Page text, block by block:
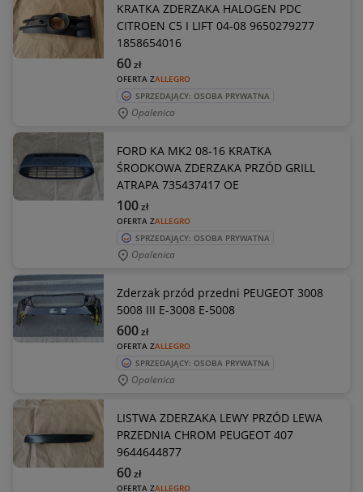
KRATKA ZDERZAKA HALOGEN PDC
CITROEN C5 I LIFT 04-08 9650279277
1858654016
OFERTA ZALLEGRO
60zł
SPRZEDAJĄCY: OSOBA PRYWATNA
Opalenica
FORD KA MK2 08-16 KRATKA
ŚRODKOWA ZDERZAKA PRZÓD GRILL
ATRAPA 735437417 OE
OFERTA ZALLEGRO
100zł
SPRZEDAJĄCY: OSOBA PRYWATNA
Opalenica
Zderzak przód przedni PEUGEOT 3008
5008 III E-3008 E-5008
OFERTA ZALLEGRO
600zł
SPRZEDAJĄCY: OSOBA PRYWATNA
Opalenica
LISTWA ZDERZAKA LEWY PRZÓD LEWA
PRZEDNIA CHROM PEUGEOT 407
9644644877
OFERTA ZALLEGRO
60zł